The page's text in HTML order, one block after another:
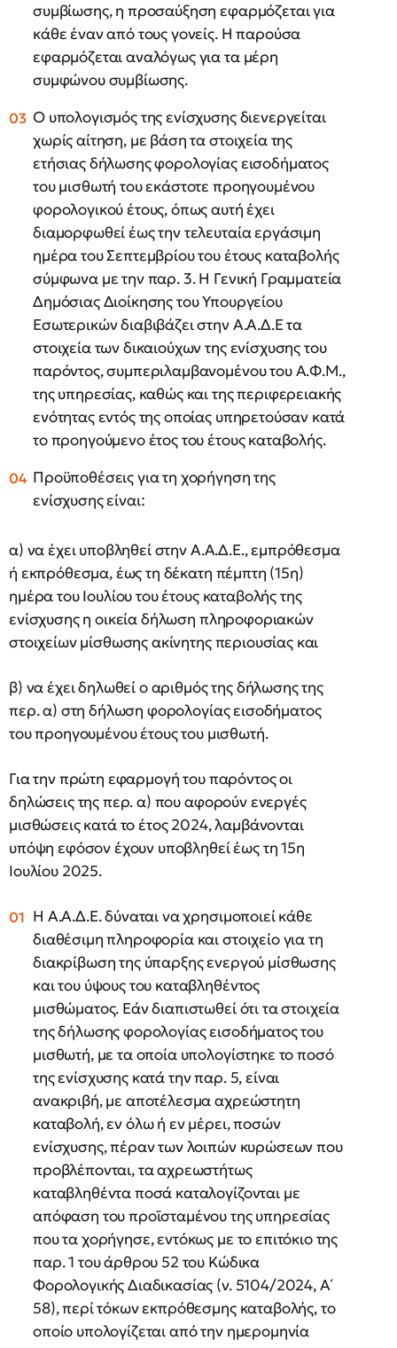
συμβίωσης, η προσαύξηση εφαρμόζεται για
κάθε έναν από τους γονείς. Η παρούσα
εφαρμόζεται αναλόγως για τα μέρη
συμφώνου συμβίωσης.
Ο υπολογισμός της ενίσχυσης διενεργείται
χωρίς αίτηση, με βάση τα στοιχεία της
ετήσιας δήλωσης φορολογίας εισοδήματος
του μισθωτή του εκάστοτε προηγουμένου
φορολογικού έτους, όπως αυτή έχει
διαμορφωθεί έως την τελευταία εργάσιμη
ημέρα του Σεπτεμβρίου του έτους καταβολής
σύμφωνα με την παρ. 3. Η Γενική Γραμματεία
Δημόσιας Διοίκησης του Υπουργείου
Εσωτερικών διαβιβάζει στην Α.Α.Δ.Ε τα
στοιχεία των δικαιούχων της ενίσχυσης του
παρόντος, συμπεριλαμβανομένου του Α.Φ.Μ.,
της υπηρεσίας, καθώς και της περιφερειακής
ενότητας εντός της οποίας υπηρετούσαν κατά
το προηγούμενο έτος του έτους καταβολής.
Προϋποθέσεις για τη χορήγηση της
ενίσχυσης είναι:
α) να έχει υποβληθεί στην Α.Α.Δ.Ε., εμπρόθεσμα
ή εκπρόθεσμα, έως τη δέκατη πέμπτη (15η)
ημέρα του Ιουλίου του έτους καταβολής της
ενίσχυσης η οικεία δήλωση πληροφοριακών
στοιχείων μίσθωσης ακίνητης περιουσίας και
β) να έχει δηλωθεί ο αριθμός της δήλωσης της
περ. α) στη δήλωση φορολογίας εισοδήματος
του προηγουμένου έτους του μισθωτή.
Για την πρώτη εφαρμογή του παρόντος οι
δηλώσεις της περ. α) που αφορούν ενεργές
μισθώσεις κατά το έτος 2024, λαμβάνονται
υπόψη εφόσον έχουν υποβληθεί έως τη 15η
Ιουλίου 2025.
Η Α.Α.Δ.Ε. δύναται να χρησιμοποιεί κάθε
διαθέσιμη πληροφορία και στοιχείο για τη
διακρίβωση της ύπαρξης ενεργού μίσθωσης
και του ύψους του καταβληθέντος
μισθώματος. Εάν διαπιστωθεί ότι τα στοιχεία
της δήλωσης φορολογίας εισοδήματος του
μισθωτή, με τα οποία υπολογίστηκε το ποσό
της ενίσχυσης κατά την παρ. 5, είναι
ανακριβή, με αποτέλεσμα αχρεώστητη
καταβολή, εν όλω ή εν μέρει, ποσών
ενίσχυσης, πέραν των λοιπών κυρώσεων που
προβλέπονται, τα αχρεωστήτως
καταβληθέντα ποσά καταλογίζονται με
απόφαση του προϊσταμένου της υπηρεσίας
που τα χορήγησε, εντόκως με το επιτόκιο της
παρ. 1 του άρθρου 52 του Κώδικα
Φορολογικής Διαδικασίας (ν. 5104/2024, Α΄
58), περί τόκων εκπρόθεσμης καταβολής, το
οποίο υπολογίζεται από την ημερομηνία